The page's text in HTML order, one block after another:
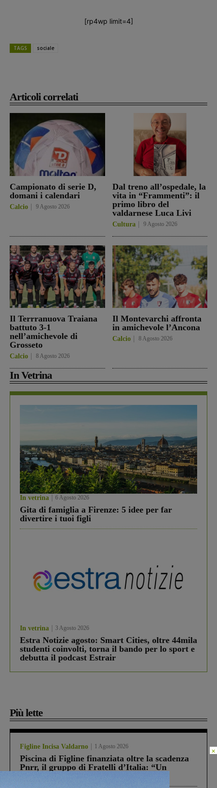
Articoli correlati
Campionato di serie D,
domani i calendari
Calcio 9 Agosto 2026
Dal treno all’ospedale, la
vita in “Frammenti”: il
primo libro del
valdarnese Luca Livi
Cultura 9 Agosto 2026
Il Terrranuova Traiana
battuto 3-1
nell’amichevole di
Grosseto
Calcio 8 Agosto 2026
Il Montevarchi affronta
in amichevole l’Ancona
Calcio 8 Agosto 2026
In Vetrina
In vetrina 6 Agosto 2026
Gita di famiglia a Firenze: 5 idee per far
divertire i tuoi figli
In vetrina 3 Agosto 2026
Estra Notizie agosto: Smart Cities, oltre 44mila
studenti coinvolti, torna il bando per lo sport e
debutta il podcast Estrair
Più lette
Figline Incisa Valdarno 1 Agosto 2026
Piscina di Figline finanziata oltre la scadenza
Pnrr, il gruppo di Fratelli d’Italia: “Un
[rp4wp limit=4]
TAGS sociale
×